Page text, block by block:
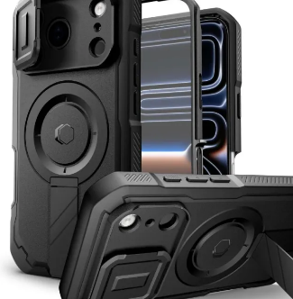
Pouzdro
Tech-
Protect
Kevlar
MagSafe
pro
iPhone